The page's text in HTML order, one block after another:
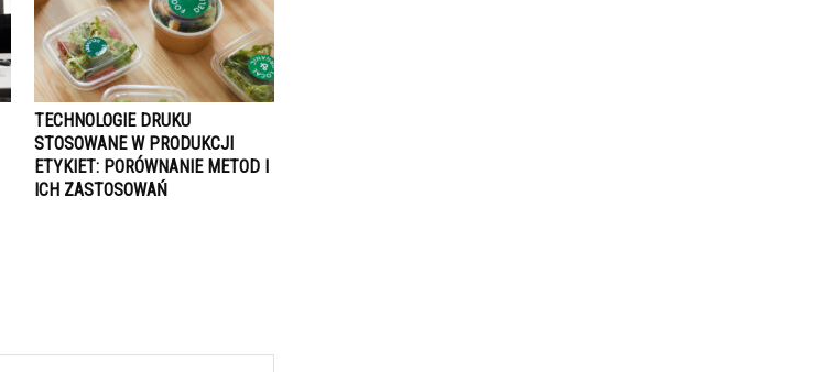
TECHNOLOGIE DRUKU
STOSOWANE W PRODUKCJI
ETYKIET: PORÓWNANIE METOD I
ICH ZASTOSOWAŃ